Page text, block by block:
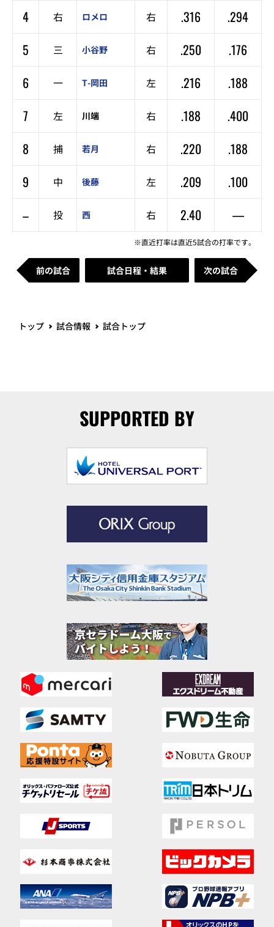
4 右 ロメロ 右 .316
.294
5
三 小谷野 右 .250
.176
6
一 T-岡田 左 .216
.188
7
左 川端 右 .188
.400
8
捕 若月 右 .220
.188
9
中 後藤 左 .209
.100
–
投 西 右 2.40 —
※直近打率は直近5試合の打率です。
前の試合 試合日程・結果 次の試合
トップ 試合情報 試合トップ
SUPPORTED BY